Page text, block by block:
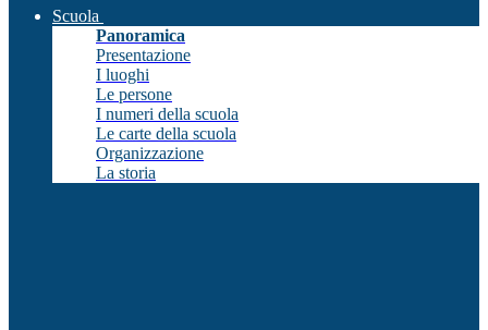
Scuola
Panoramica
Presentazione
I luoghi
Le persone
I numeri della scuola
Le carte della scuola
Organizzazione
La storia